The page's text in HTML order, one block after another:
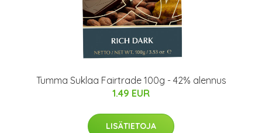
Tumma Suklaa Fairtrade 100g - 42% alennus
1.49 EUR
LISÄTIETOJA